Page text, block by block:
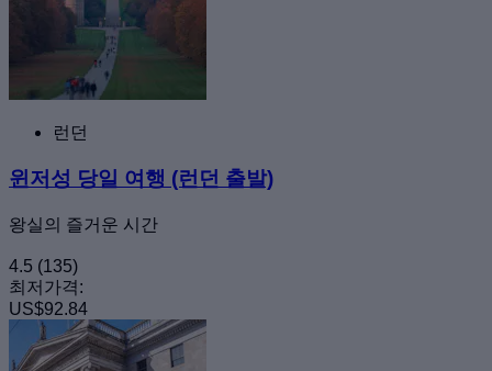
런던
윈저성 당일 여행 (런던 출발)
왕실의 즐거운 시간
4.5 (135)
최저가격:
US$92.84